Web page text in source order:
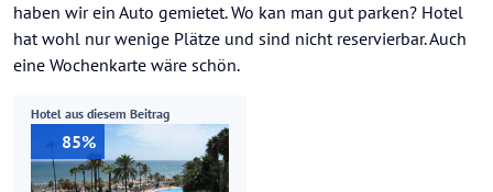
haben wir ein Auto gemietet. Wo kan man gut parken? Hotel
hat wohl nur wenige Plätze und sind nicht reservierbar. Auch
eine Wochenkarte wäre schön.
Hotel aus diesem Beitrag
85%